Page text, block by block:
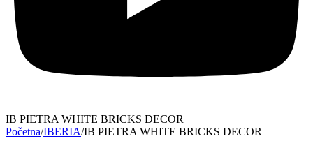
IB PIETRA WHITE BRICKS DECOR
Početna/IBERIA/IB PIETRA WHITE BRICKS DECOR